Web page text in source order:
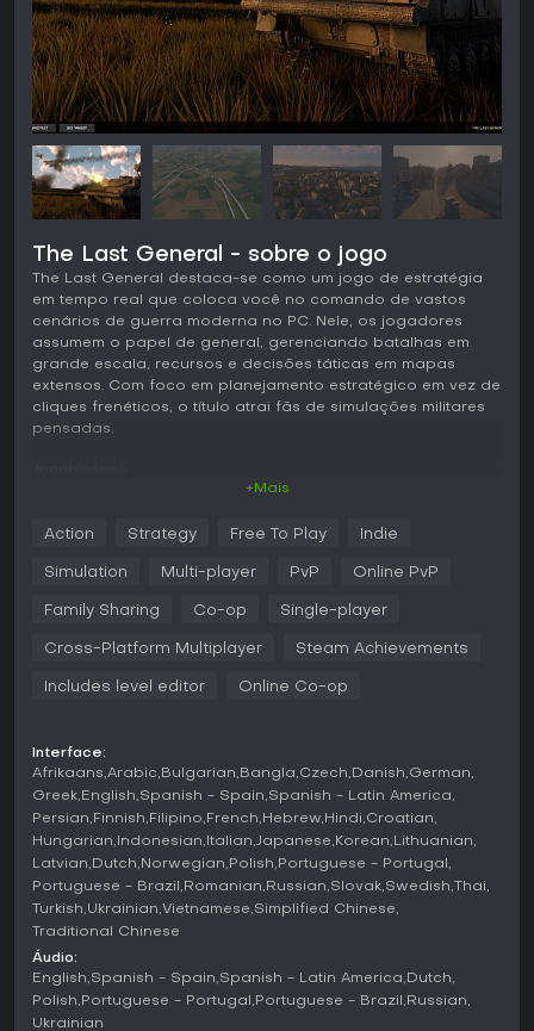
The Last General - sobre o jogo
The Last General destaca-se como um jogo de estratégia
em tempo real que coloca você no comando de vastos
cenários de guerra moderna no PC. Nele, os jogadores
assumem o papel de general, gerenciando batalhas em
grande escala, recursos e decisões táticas em mapas
extensos. Com foco em planejamento estratégico em vez de
cliques frenéticos, o título atrai fãs de simulações militares
pensadas.
de guerra moderna. Você traça ordens estratégicas
diretamente no terreno, e suas forças as executam de
industriais garante recursos vitais para expandir territórios
impulsiona a produção de tropas e veículos, formando um
possível assumir o controle de soldados ou veículos
As opções estratégicas são variadas, como atacar
infraestruturas inimigas para desestabilizar a economia ou
arriscar avanços ousados que podem levar a cercos. Os
mapas gigantescos, de até 400 quilômetros quadrados,
contam com várias áreas urbanas que exigem
planejamento meticuloso para conquistar e defender. Essa
estrutura promove decisões com impactos duradouros,
como operações que influenciam o posicionamento
internacional.
Modos de Jogo
The Last General oferece campanhas single-player com
+Mais
Action Strategy Free To Play Indie
Simulation Multi-player PvP Online PvP
Family Sharing Co-op Single-player
Cross-Platform Multiplayer Steam Achievements
Includes level editor Online Co-op
Interface:
Afrikaans Arabic Bulgarian Bangla Czech Danish German
Greek English Spanish - Spain Spanish - Latin America
Persian Finnish Filipino French Hebrew Hindi Croatian
Hungarian
Indonesian Italian Japanese Korean Lithuanian
Latvian Dutch Norwegian Polish Portuguese - Portugal
Portuguese - Brazil
Romanian Russian Slovak Swedish
Thai
Turkish Ukrainian Vietnamese Simplified Chinese
Traditional Chinese
Áudio:
English Spanish - Spain Spanish - Latin America Dutch
Polish Portuguese - Portugal Portuguese - Brazil
Russian
Ukrainian